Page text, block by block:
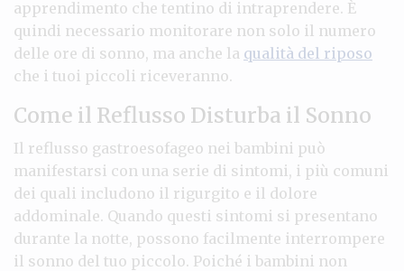
apprendimento che tentino di intraprendere. È
quindi necessario monitorare non solo il numero
delle ore di sonno, ma anche la qualità del riposo
che i tuoi piccoli riceveranno.
Come il Reflusso Disturba il Sonno
Il reflusso gastroesofageo nei bambini può
manifestarsi con una serie di sintomi, i più comuni
dei quali includono il rigurgito e il dolore
addominale. Quando questi sintomi si presentano
durante la notte, possono facilmente interrompere
il sonno del tuo piccolo. Poiché i bambini non